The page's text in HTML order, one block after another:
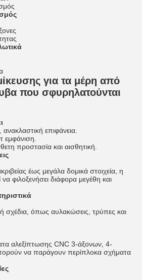
για τα μέρη από
που σφυρηλατούνται
επιφάνεια.
εμφάνιση.
προστασία και αισθητική.
έως μεγάλα δομικά στοιχεία, η
φιλοξενήσει διάφορα μεγέθη και
σχέδια, όπως αυλακώσεις, τρύπες και
αλεξίπτωσης CNC 3-άξονων, 4-
να παράγουν περίπλοκα σχήματα